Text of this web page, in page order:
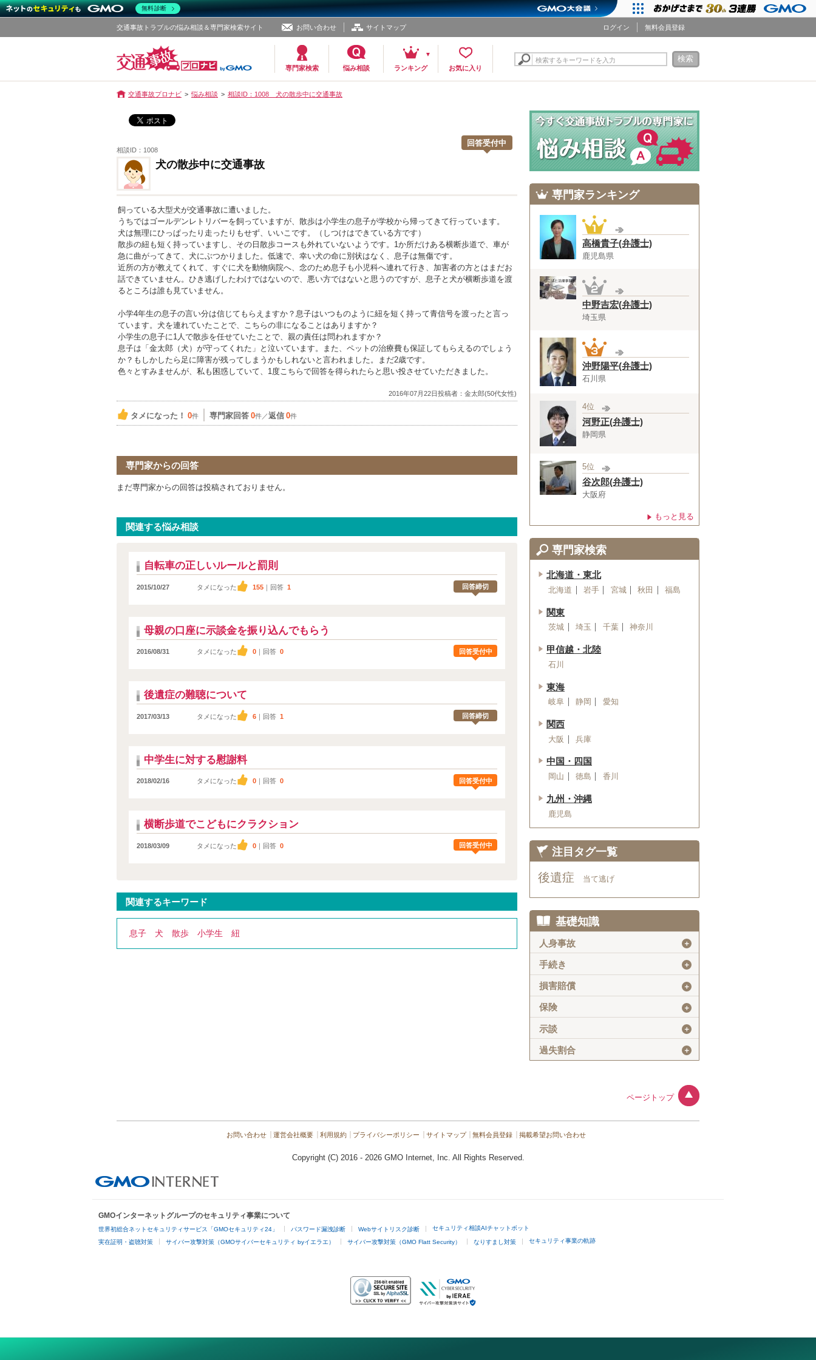
お問い合わせ サイトマップ ログイン 無料会員登録
交通事故トラブルの悩み相談＆専門家検索サイト
専門家検索 悩み相談 ランキング お気に入り
検索するキーワードを入力 検索
交通事故プロナビ 悩み相談 相談ID：1008 犬の散歩中に交通事故
相談ID：1008
回答受付中
犬の散歩中に交通事故
飼っている大型犬が交通事故に遭いました。
うちではゴールデンレトリバーを飼っていますが、散歩は小学生の息子が学校から帰ってきて行っています。
犬は無理にひっぱったり走ったりもせず、いいこです。（しつけはできている方です）
散歩の紐も短く持っていますし、その日散歩コースも外れていないようです。1か所だけある横断歩道で、車が
急に曲がってきて、犬にぶつかりました。低速で、幸い犬の命に別状はなく、息子は無傷です。
近所の方が教えてくれて、すぐに犬を動物病院へ、念のため息子も小児科へ連れて行き、加害者の方とはまだお
話できていません。ひき逃げしたわけではないので、悪い方ではないと思うのですが、息子と犬が横断歩道を渡
るところは誰も見ていません。
小学4年生の息子の言い分は信じてもらえますか？息子はいつものように紐を短く持って青信号を渡ったと言っ
ています。犬を連れていたことで、こちらの非になることはありますか？
小学生の息子に1人で散歩を任せていたことで、親の責任は問われますか？
息子は「金太郎（犬）が守ってくれた」と泣いています。また、ペットの治療費も保証してもらえるのでしょう
か？もしかしたら足に障害が残ってしまうかもしれないと言われました。まだ2歳です。
色々とすみませんが、私も困惑していて、1度こちらで回答を得られたらと思い投させていただきました。
2016年07月22日投稿者：金太郎(50代女性)
タメになった！ 0件 専門家回答 0件／返信 0件
専門家からの回答
まだ専門家からの回答は投稿されておりません。
関連する悩み相談
自転車の正しいルールと罰則
2015/10/27 タメになった 155 ｜回答 1 回答締切
母親の口座に示談金を振り込んでもらう
2016/08/31 タメになった 0 ｜回答 0 回答受付中
後遺症の難聴について
2017/03/13 タメになった 6 ｜回答 1 回答締切
中学生に対する慰謝料
2018/02/16 タメになった 0 ｜回答 0 回答受付中
横断歩道でこどもにクラクション
2018/03/09 タメになった 0 ｜回答 0 回答受付中
関連するキーワード
息子 犬 散歩 小学生 紐
専門家ランキング
高橋貴子(弁護士)
鹿児島県
中野吉宏(弁護士)
埼玉県
沖野陽平(弁護士)
石川県
4位
河野正(弁護士)
静岡県
5位
谷次郎(弁護士)
大阪府
もっと見る
専門家検索
北海道・東北
北海道 岩手 宮城 秋田 福島
関東
茨城 埼玉 千葉 神奈川
甲信越・北陸
石川
東海
岐阜 静岡 愛知
関西
大阪 兵庫
中国・四国
岡山 徳島 香川
九州・沖縄
鹿児島
注目タグ一覧
後遺症 当て逃げ
基礎知識
人身事故 ＋
手続き ＋
損害賠償 ＋
保険 ＋
示談 ＋
過失割合 ＋
ページトップ
お問い合わせ 運営会社概要 利用規約 プライバシーポリシー サイトマップ 無料会員登録 掲載希望お問い合わせ
Copyright (C) 2016 - 2026 GMO Internet, Inc. All Rights Reserved.
GMOインターネットグループのセキュリティ事業について
世界初総合ネットセキュリティサービス「GMOセキュリティ24」 パスワード漏洩診断 Webサイトリスク診断 セキュリティ相談AIチャットボット
実在証明・盗聴対策 サイバー攻撃対策（GMOサイバーセキュリティ byイエラエ） サイバー攻撃対策（GMO Flatt Security） なりすまし対策 セキュリティ事業の軌跡
無料診断